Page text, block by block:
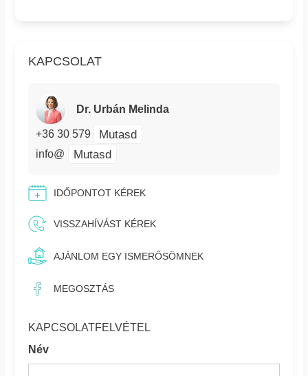
KAPCSOLAT
Dr. Urbán Melinda
+36 30 579 Mutasd
info@ Mutasd
IDŐPONTOT KÉREK
VISSZAHÍVÁST KÉREK
AJÁNLOM EGY ISMERŐSÖMNEK
MEGOSZTÁS
KAPCSOLATFELVÉTEL
Név